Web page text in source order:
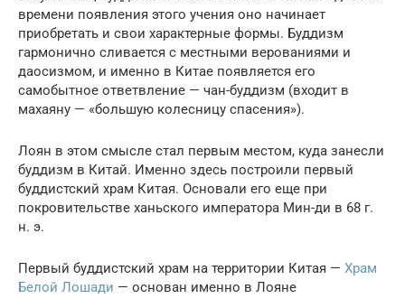
времени появления этого учения оно начинает
приобретать и свои характерные формы. Буддизм
гармонично сливается с местными верованиями и
даосизмом, и именно в Китае появляется его
самобытное ответвление — чан-буддизм (входит в
махаяну — «большую колесницу спасения»).
Лоян в этом смысле стал первым местом, куда занесли
буддизм в Китай. Именно здесь построили первый
буддистский храм Китая. Основали его еще при
покровительстве ханьского императора Мин-ди в 68 г.
н. э.
Первый буддистский храм на территории Китая — Храм
Белой Лошади — основан именно в Лояне